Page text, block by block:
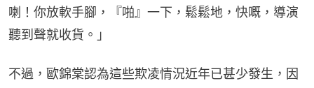
喇！你放軟手腳，『啪』一下，鬆鬆地，快嘅，導演
聽到聲就收貨。」
不過，歐錦棠認為這些欺凌情況近年已甚少發生，因